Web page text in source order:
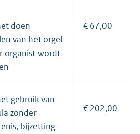
doen
van het orgel
organist wordt
€ 67,00
gebruik van
zonder
bijzetting
€ 202,00